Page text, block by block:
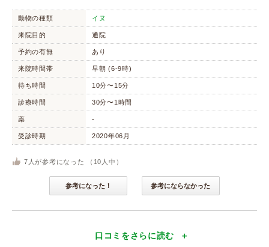
動物の種類 イヌ
来院目的 通院
予約の有無 あり
来院時間帯 早朝 (6-9時)
待ち時間 10分〜15分
診療時間 30分〜1時間
薬 -
受診時期 2020年06月
7 人が参考になった （ 10 人中）
参考になった！ 参考にならなかった
口コミをさらに読む